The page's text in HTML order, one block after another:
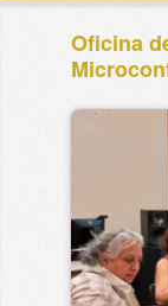
Oficina